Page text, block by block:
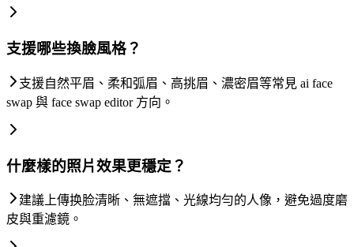
支援哪些換臉風格？
支援自然平眉、柔和弧眉、高挑眉、濃密眉等常見 ai face
swap 與 face swap editor 方向。
什麼樣的照片效果更穩定？
建議上傳换脸清晰、無遮擋、光線均勻的人像，避免過度磨
皮與重濾鏡。